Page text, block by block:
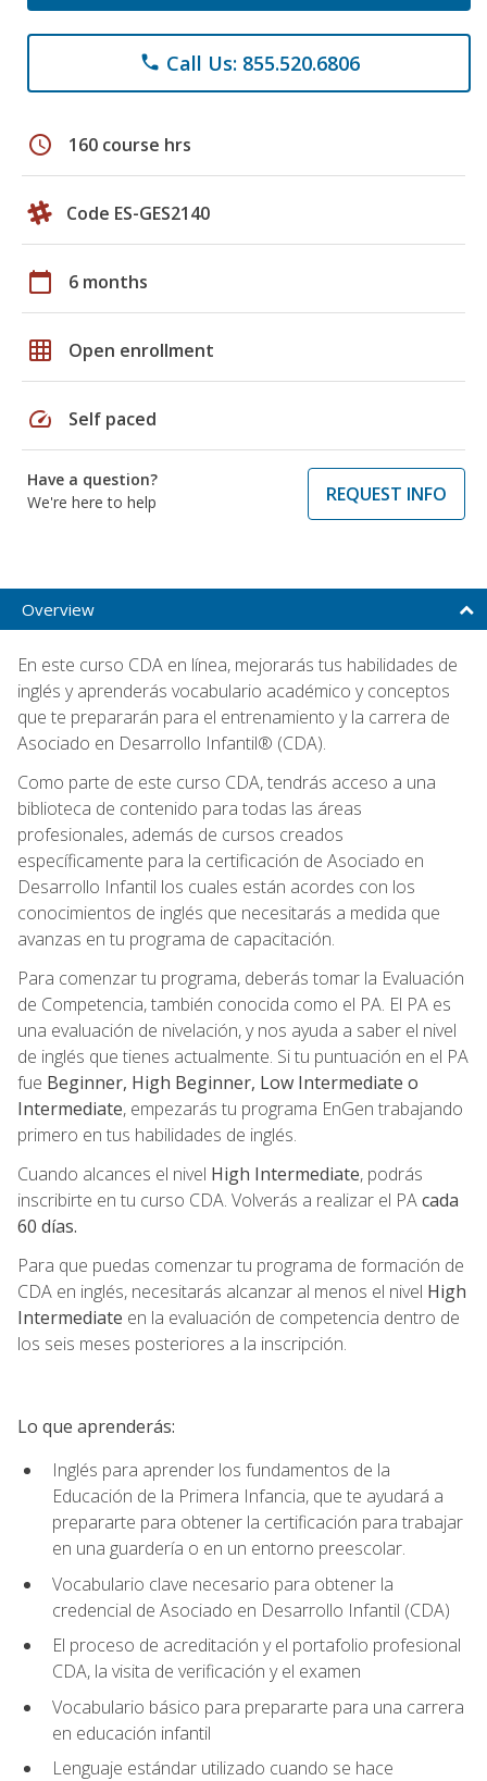
phone Call Us: 855.520.6806
schedule 160 course hrs
Code ES-GES2140
calendar_today 6 months
grid_on Open enrollment
speed Self paced
Have a question?
We're here to help
REQUEST INFO
Overview
En este curso CDA en línea, mejorarás tus habilidades de
inglés y aprenderás vocabulario académico y conceptos
que te prepararán para el entrenamiento y la carrera de
Asociado en Desarrollo Infantil® (CDA).
Como parte de este curso CDA, tendrás acceso a una
biblioteca de contenido para todas las áreas
profesionales, además de cursos creados
específicamente para la certificación de Asociado en
Desarrollo Infantil los cuales están acordes con los
conocimientos de inglés que necesitarás a medida que
avanzas en tu programa de capacitación.
Para comenzar tu programa, deberás tomar la Evaluación
de Competencia, también conocida como el PA. El PA es
una evaluación de nivelación, y nos ayuda a saber el nivel
de inglés que tienes actualmente. Si tu puntuación en el PA
fue Beginner, High Beginner, Low Intermediate o
Intermediate, empezarás tu programa EnGen trabajando
primero en tus habilidades de inglés.
Cuando alcances el nivel High Intermediate, podrás
inscribirte en tu curso CDA. Volverás a realizar el PAcada
60 días.
Para que puedas comenzar tu programa de formación de
CDA en inglés, necesitarás alcanzar al menos el nivel High
Intermediate en la evaluación de competencia dentro de
los seis meses posteriores a la inscripción.
Lo que aprenderás:
Inglés para aprender los fundamentos de la
Educación de la Primera Infancia, que te ayudará a
prepararte para obtener la certificación para trabajar
en una guardería o en un entorno preescolar.
Vocabulario clave necesario para obtener la
credencial de Asociado en Desarrollo Infantil (CDA)
El proceso de acreditación y el portafolio profesional
CDA, la visita de verificación y el examen
Vocabulario básico para prepararte para una carrera
en educación infantil
Lenguaje estándar utilizado cuando se hace